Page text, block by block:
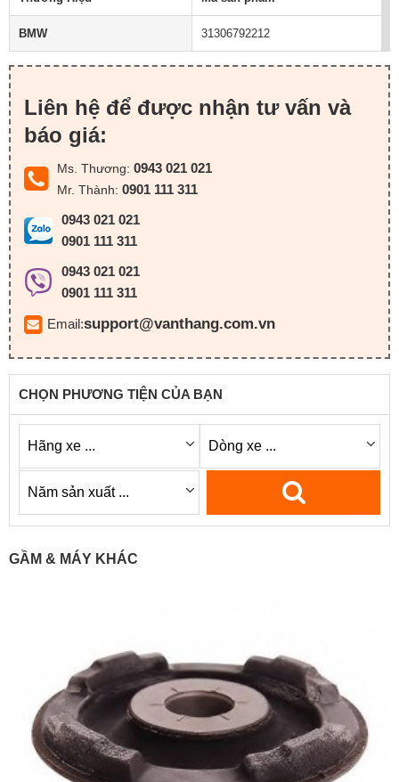
BMW 31306792212
Liên hệ để được nhận tư vấn và
báo giá:
Ms. Thương: 0943 021 021
Mr. Thành: 0901 111 311
0943 021 021
0901 111 311
0943 021 021
0901 111 311
Email:support@vanthang.com.vn
CHỌN PHƯƠNG TIỆN CỦA BẠN
GẦM & MÁY KHÁC